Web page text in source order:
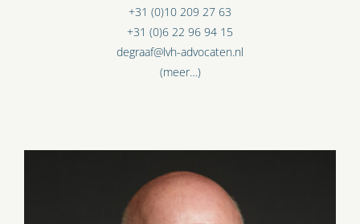
+31 (0)10 209 27 63
+31 (0)6 22 96 94 15
degraaf@lvh-advocaten.nl
(meer…)